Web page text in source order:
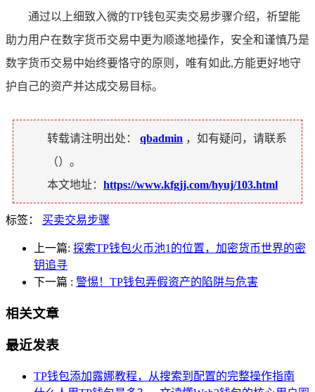
通过以上细致入微的TP钱包买卖交易步骤介绍，祈望能
助力用户在数字货币交易中更为顺遂地操作，安全和谨慎乃是
数字货币交易中始终要恪守的原则，唯有如此,方能更好地守
护自己的资产并达成交易目标。
转载请注明出处： qbadmin ，如有疑问，请联系
（）。
本文地址： https://www.kfgjj.com/hyuj/103.html
标签： 买卖交易步骤
上一篇: 探索TP钱包火币池1的位置，加密货币世界的密
钥追寻
下一篇 : 警惕！TP钱包弄假资产的陷阱与危害
相关文章
最近发表
TP钱包添加露娜教程，从搜索到配置的完整操作指南